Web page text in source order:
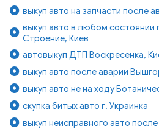
выкуп авто на запчасти после
выкуп авто в любом
Строение, Киев
автовыкуп ДТП Воскресенка,
выкуп авто после аварии
выкуп авто не на ходу
скупка битых авто г. Украинка
выкуп неисправного авто